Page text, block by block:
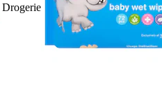
Drogerie